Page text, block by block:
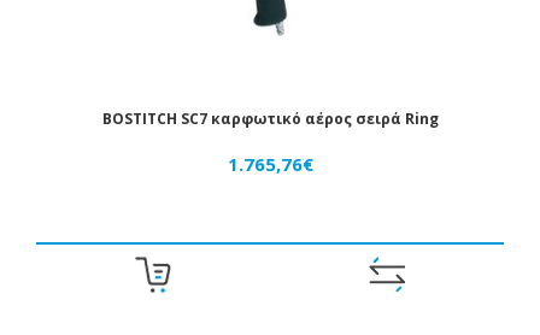
BOSTITCH SC7 καρφωτικό αέρος σειρά Ring
1.765,76€